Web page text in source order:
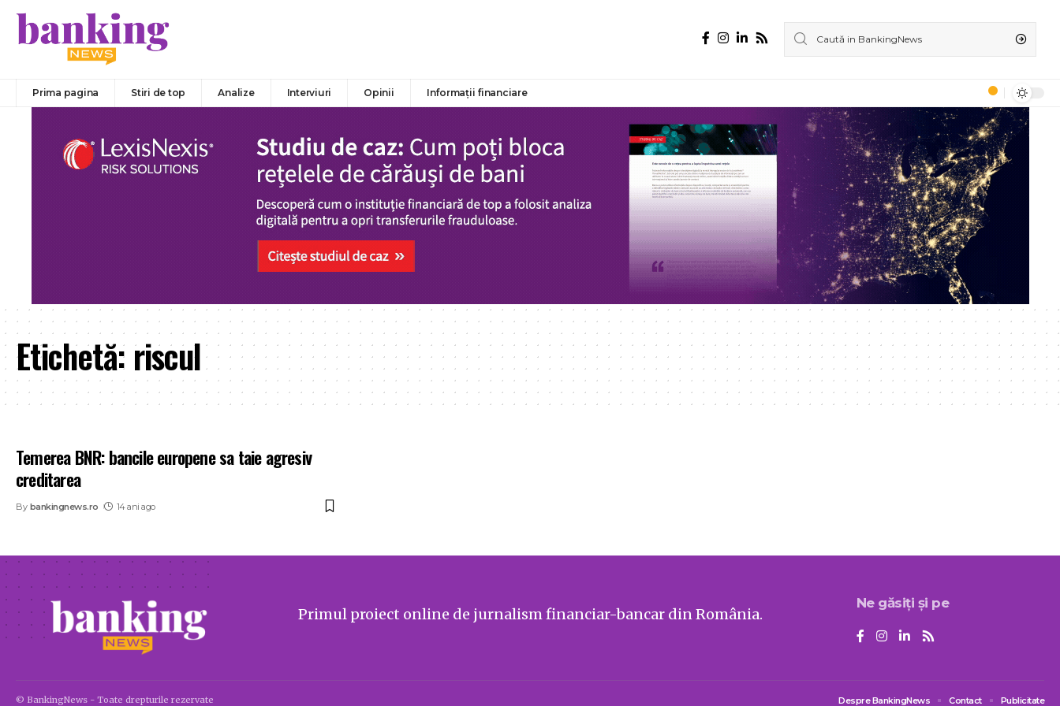
Prima pagina Stiri de top Analize Interviuri Opinii Informații financiare
Etichetă: riscul
Temerea BNR: bancile europene sa taie agresiv
creditarea
By bankingnews.ro 14 ani ago
Primul proiect online de jurnalism financiar-bancar din România.
Ne găsiți și pe
© BankingNews - Toate drepturile rezervate Despre BankingNews Contact Publicitate